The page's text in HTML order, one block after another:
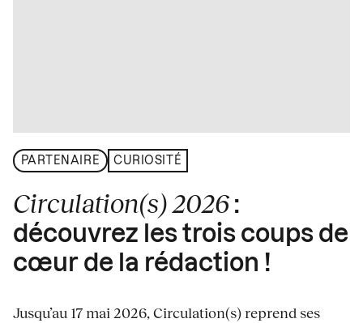
PARTENAIRE CURIOSITÉ
Circulation(s) 2026 :
découvrez les trois coups de
cœur de la rédaction !
Jusqu’au 17 mai 2026, Circulation(s) reprend ses